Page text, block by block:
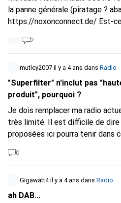
la panne générale (piratage ?
https://noxonconnect.de/ Est-
nouvelles radio Noxon
sur le net, si ce n'est des
semble avoir oublié sa filiale
2
mutley2007 il y a 4 ans dans Radio
"Superfilter" n'inclut pas
produit", pourquoi ?
Je dois remplacer ma radio
très limité. Il est difficile de dire
proposées ici pourra tenir dans
0
Gigawatt4 il y a 4 ans dans Radio
ah DAB...